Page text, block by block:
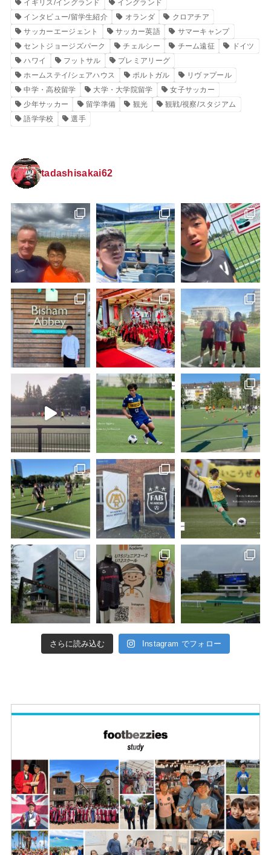
イギリス/イングランド
イングランド
インタビュー/留学生紹介
オランダ
クロアチア
サッカーエージェント
サッカー英語
サマーキャンプ
セントジョージズパーク
チェルシー チーム遠征
ドイツ
ハワイ
フットサル
プレミアリーグ
ホームステイ/シェアハウス
ポルトガル
リヴァプール
中学・高校留学
大学・大学院留学
女子サッカー
少年サッカー
留学準備 観光
観戦/視察/スタジアム
語学学校
選手
tadashisakai62
さらに読み込む Instagram でフォロー